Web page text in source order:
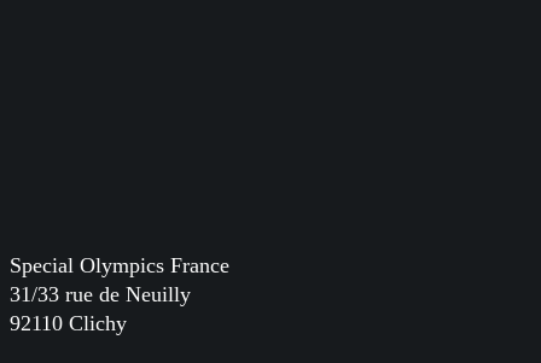
Special Olympics France
31/33 rue de Neuilly
92110 Clichy